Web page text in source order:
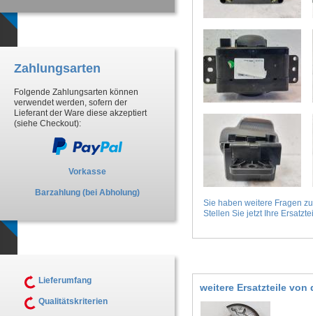
Sie haben weitere Fragen
Stellen Sie jetzt Ihre
weitere Ersatzteile von
Zahlungsarten
Folgende Zahlungsarten können
verwendet werden, sofern der
Lieferant der Ware diese akzeptiert
(siehe Checkout):
Vorkasse
Barzahlung (bei Abholung)
Lieferumfang
Qualitätskriterien